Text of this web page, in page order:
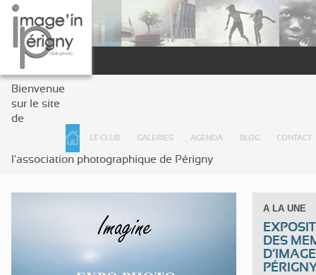
LE CLUB GALERIES AGENDA BLOG CONTACT
Bienvenue
sur le site
de
l'association photographique de Périgny
A LA UNE
DES
PÉRIGNY